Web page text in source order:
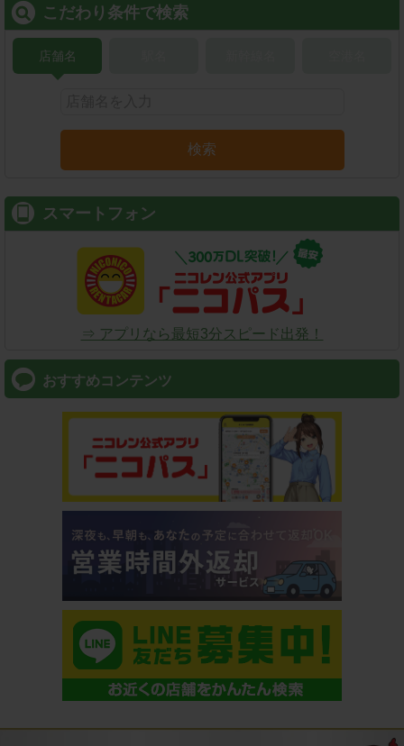
こだわり条件で検索
店舗名
検索
スマートフォン
⇒ アプリなら最短3分スピード出発！
おすすめコンテンツ